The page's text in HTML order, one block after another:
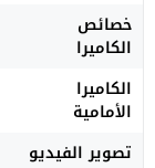
خصائص
الكاميرا
الكاميرا
الأمامية
تصوير الفيديو